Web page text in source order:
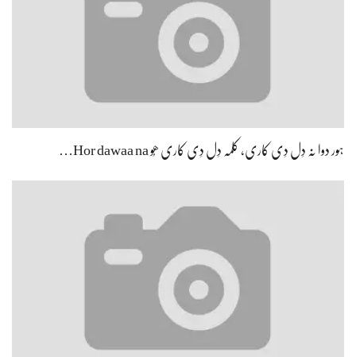
ہور دوا نہ دِل دِی کاری، کلمہ دِل دِی کاری ھُو Hor dawaa na…